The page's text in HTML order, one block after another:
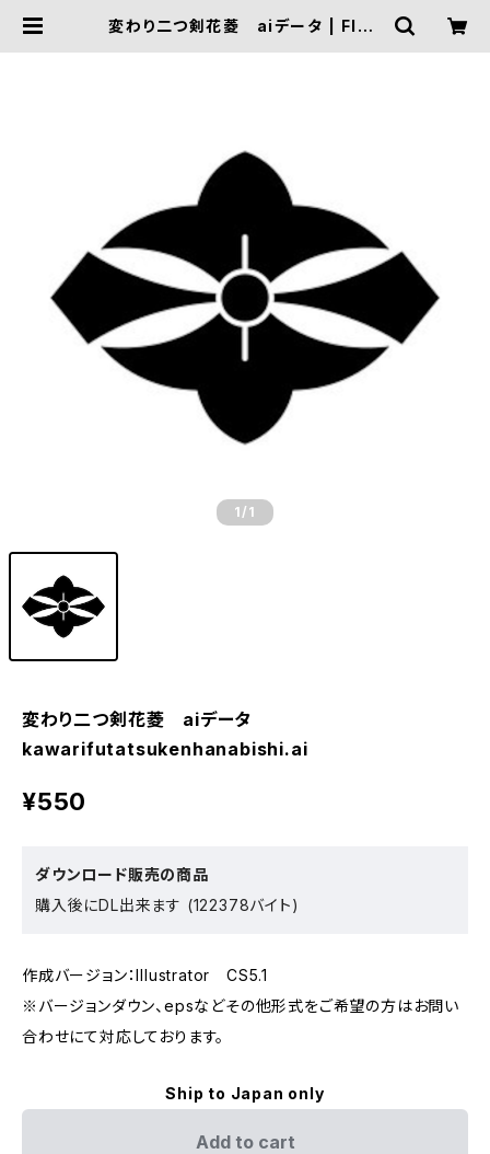
変わり二つ剣花菱 aiデータ | FIVE
1 /1
変わり二つ剣花菱 aiデータ
kawarifutatsukenhanabishi.ai
¥550
ダウンロード販売の商品
購入後にDL出来ます (122378バイト)
作成バージョン：Illustrator CS5.1
※バージョンダウン、epsなどその他形式をご希望の方はお問い
合わせにて対応しております。
Ship to Japan only
Add to cart